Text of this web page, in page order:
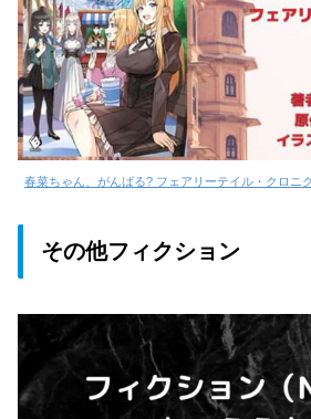
春菜ちゃん、がんばる? フェアリーテイル・クロニ
その他フィクション